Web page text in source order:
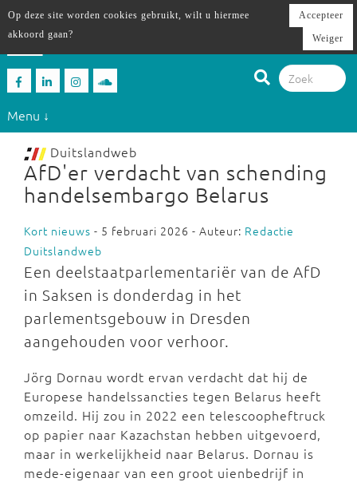
Menu ↓
Duitslandweb
AfD'er verdacht van schending
handelsembargo Belarus
Kort nieuws - 5 februari 2026 - Auteur: Redactie
Duitslandweb
Een deelstaatparlementariër van de AfD
in Saksen is donderdag in het
parlementsgebouw in Dresden
aangehouden voor verhoor.
Jörg Dornau wordt ervan verdacht dat hij de
Europese handelssancties tegen Belarus heeft
omzeild. Hij zou in 2022 een telescoopheftruck
op papier naar Kazachstan hebben uitgevoerd,
maar in werkelijkheid naar Belarus. Dornau is
mede-eigenaar van een groot uienbedrijf in
Op deze site worden cookies gebruikt, wilt u hiermee
akkoord gaan?
Accepteer
Weiger